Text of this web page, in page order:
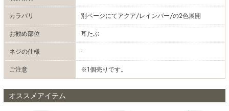
カラバリ
別ページにてアクア/レインバー/の2色展開
お勧め部位
耳たぶ
ネジの仕様
-
ご注意
※1個売りです。
オススメアイテム